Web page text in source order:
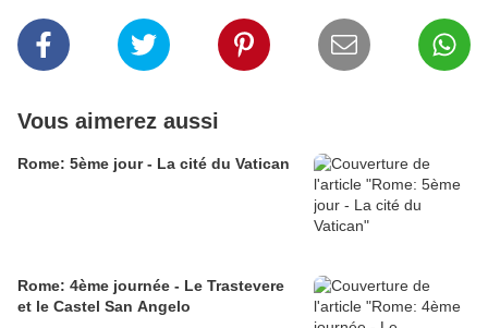
Vous aimerez aussi
Rome: 5ème jour - La cité du Vatican
Rome: 4ème journée - Le Trastevere
et le Castel San Angelo